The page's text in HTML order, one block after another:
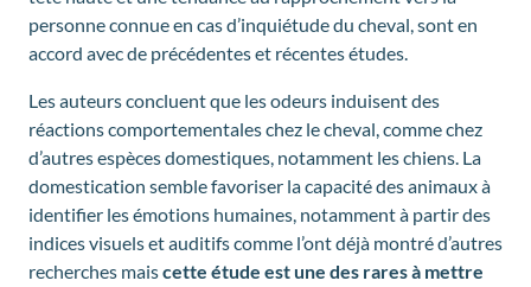
personne connue en cas d’inquiétude du cheval, sont en
accord avec de précédentes et récentes études.
Les auteurs concluent que les odeurs induisent des
réactions comportementales chez le cheval, comme chez
d’autres espèces domestiques, notamment les chiens. La
domestication semble favoriser la capacité des animaux à
identifier les émotions humaines, notamment à partir des
indices visuels et auditifs comme l’ont déjà montré d’autres
recherches maiscette étude est une des rares à mettre